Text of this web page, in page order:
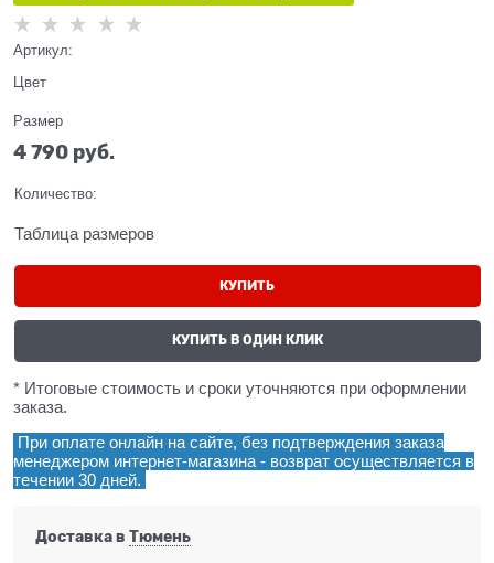
Артикул:
Цвет
Размер
4 790 руб.
Количество:
Таблица размеров
КУПИТЬ
КУПИТЬ В ОДИН КЛИК
* Итоговые стоимость и сроки уточняются при оформлении
заказа.
При оплате онлайн на сайте, без подтверждения заказа
менеджером интернет-магазина - возврат осуществляется в
течении 30 дней.
Доставка в Тюмень